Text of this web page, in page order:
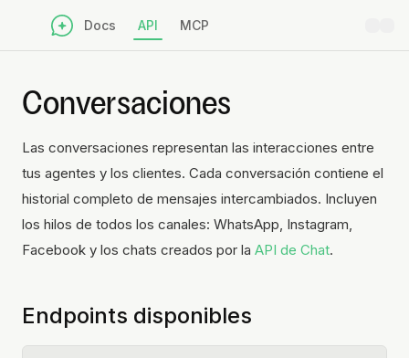
Docs API MCP
Conversaciones
Las conversaciones representan las interacciones entre
tus agentes y los clientes. Cada conversación contiene el
historial completo de mensajes intercambiados. Incluyen
los hilos de todos los canales: WhatsApp, Instagram,
Facebook y los chats creados por la API de Chat.
Endpoints disponibles